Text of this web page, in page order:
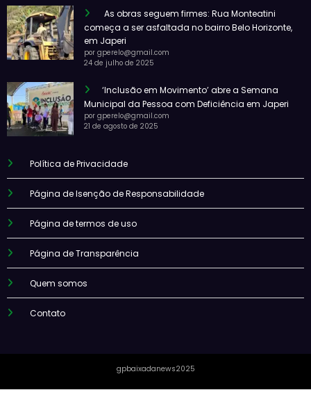
As obras seguem firmes: Rua Monteatini
começa a ser asfaltada no bairro Belo Horizonte,
em Japeri
por gperelo@gmail.com
24 de julho de 2025
‘Inclusão em Movimento’ abre a Semana
Municipal da Pessoa com Deficiência em Japeri
por gperelo@gmail.com
21 de agosto de 2025
Política de Privacidade
Página de Isenção de Responsabilidade
Página de termos de uso
Página de Transparência
Quem somos
Contato
gpbaixadanews2025